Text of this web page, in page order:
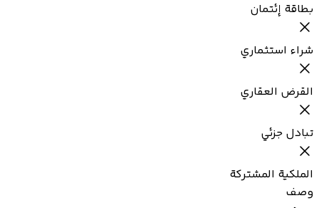
بطاقة إئتمان
شراء استثماري
القرض العقاري
تبادل جزئي
الملكية المشتركة
وصف